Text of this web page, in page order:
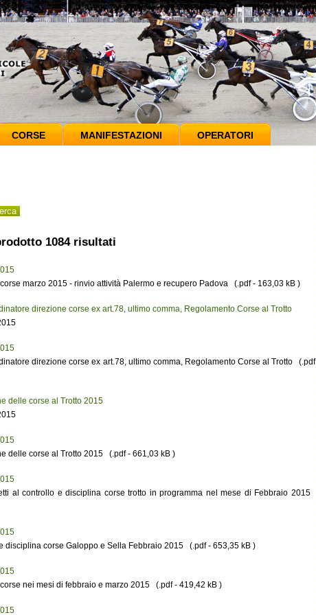
CORSE MANIFESTAZIONI OPERATORI
1084 risultati
marzo 2015 - rinvio attività Palermo e recupero Padova (.pdf - 163,03 kB )
direzione corse ex art.78, ultimo comma, Regolamento Corse al Trotto
direzione corse ex art.78, ultimo comma, Regolamento Corse al Trotto (.pdf
delle corse al Trotto 2015
delle corse al Trotto 2015 (.pdf - 661,03 kB )
al controllo e disciplina corse trotto in programma nel mese di Febbraio 2015
disciplina corse Galoppo e Sella Febbraio 2015 (.pdf - 653,35 kB )
nei mesi di febbraio e marzo 2015 (.pdf - 419,42 kB )